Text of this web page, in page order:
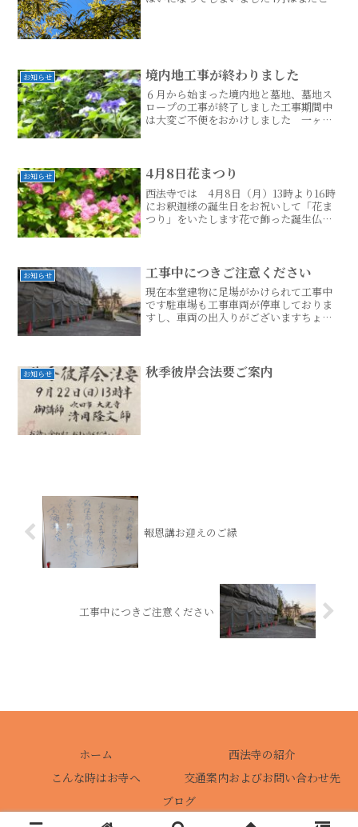
お知らせ 境内地工事が終わりました
６月から始まった境内地と墓地、墓地ス
ロープの工事が終了しました工事期間中
は大変ご不便をおかけしました 一ヶ月
事の専門家と青葉区土木事続きはこちら...
お知らせ 4月8日花まつり
西法寺では 4月8日（月）13時より16時
にお釈迦様の誕生日をお祝いして「花ま
つり」をいたします花で飾った誕生仏に
混み合いましたら 続きはこちら...
お知らせ 工事中につきご注意ください
現在本堂建物に足場がかけられて工事中
です駐車場も工事車両が停車しておりま
すし、車両の出入りがございますちょう
うにご連絡申し上げます南続きはこちら...
お知らせ 秋季彼岸会法要ご案内
報恩講お迎えのご縁
工事中につきご注意ください
ホーム
西法寺の紹介
こんな時はお寺へ
交通案内およびお問い合わせ先
ブログ